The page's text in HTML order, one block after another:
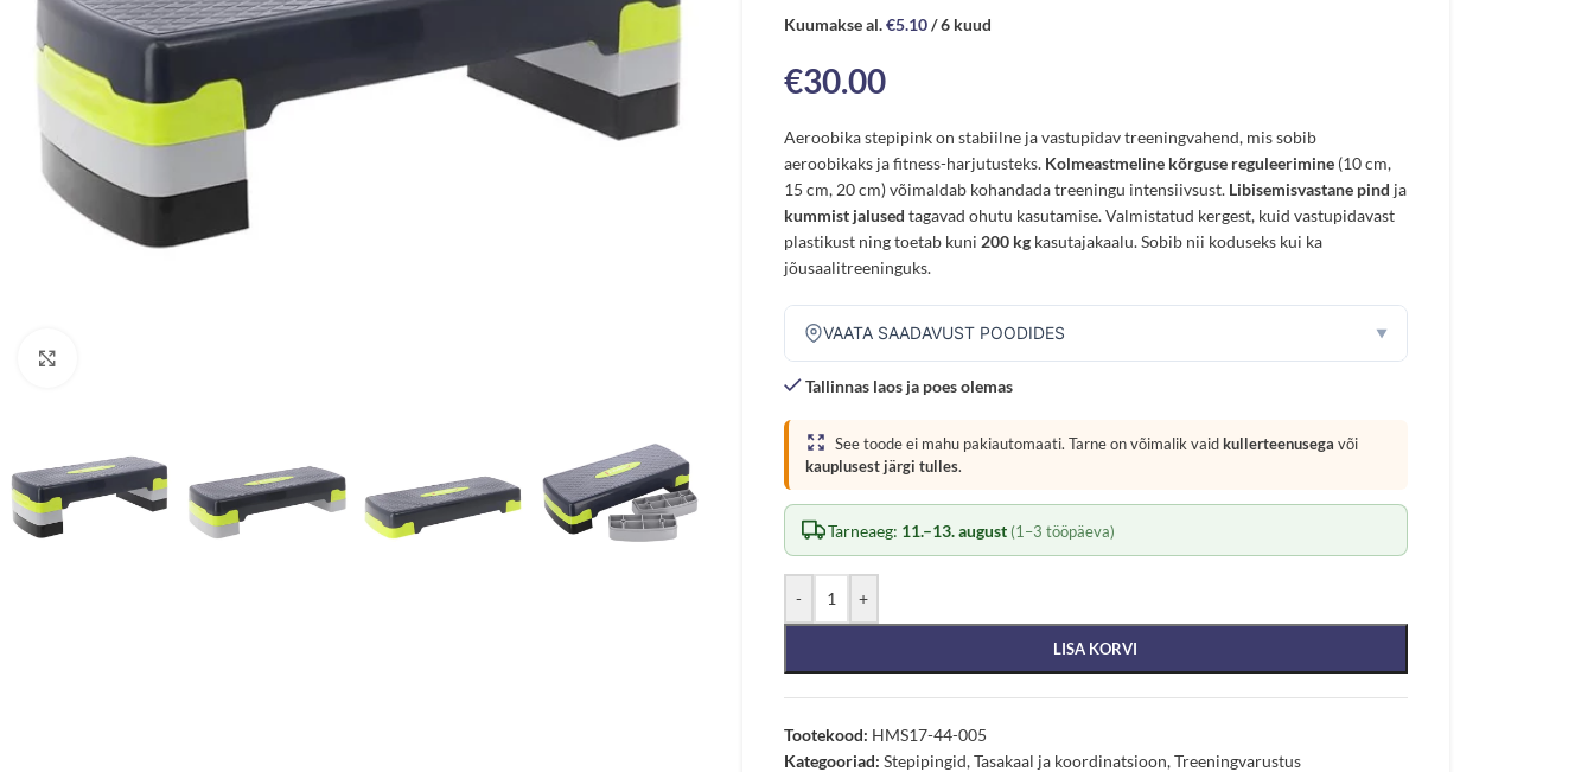
Kuumakse al.€5.10/ 6 kuud
€30.00
Aeroobika stepipink on stabiilne ja vastupidav treeningvahend, mis sobib
aeroobikaks ja fitness-harjutusteks. Kolmeastmeline kõrguse reguleerimine(10 cm,
15 cm, 20 cm) võimaldab kohandada treeningu intensiivsust. Libisemisvastane pind ja
kummist jalused tagavad ohutu kasutamise. Valmistatud kergest, kuid vastupidavast
plastikust ning toetab kuni 200 kgkasutajakaalu. Sobib nii koduseks kui ka
jõusaalitreeninguks.
VAATA SAADAVUST POODIDES ▼
Tallinnas laos ja poes olemas
See toode ei mahu pakiautomaati. Tarne on võimalik vaidkullerteenusega või
kauplusest järgi tulles.
Tarneaeg: 11.–13. august (1–3 tööpäeva)
- +
LISA KORVI
Tootekood: HMS17-44-005
Kategooriad: Stepipingid,Tasakaal ja koordinatsioon,Treeningvarustus